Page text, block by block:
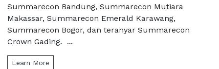
Summarecon Bandung, Summarecon Mutiara
Makassar, Summarecon Emerald Karawang,
Summarecon Bogor, dan teranyar Summarecon
Crown Gading. ...
Learn More